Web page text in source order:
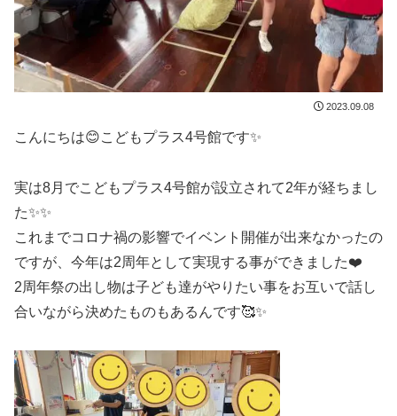
2023.09.08
こんにちは😊こどもプラス4号館です✨
実は8月でこどもプラス4号館が設立されて2年が経ちまし
た✨✨
これまでコロナ禍の影響でイベント開催が出来なかったの
ですが、今年は2周年として実現する事ができました❤️
2周年祭の出し物は子ども達がやりたい事をお互いで話し
合いながら決めたものもあるんです🥰✨